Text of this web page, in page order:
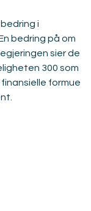
i
bedring på om
sier de
300 som
formue